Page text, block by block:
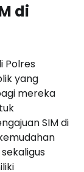
di
Polres
yang
mereka
SIM di